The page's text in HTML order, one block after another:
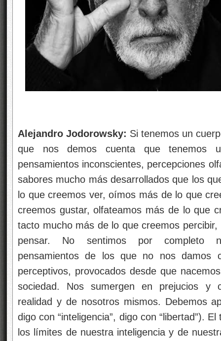
Alejandro Jodorowsky: Si tenemos un
que nos demos cuenta que tenemos
pensamientos inconscientes, percepciones
sabores mucho más desarrollados que los
lo que creemos ver, oímos más de lo que
creemos gustar, olfateamos más de lo que
tacto mucho más de lo que creemos
pensar. No sentimos por completo
pensamientos de los que no nos damos
perceptivos, provocados desde que
sociedad. Nos sumergen en prejucios y
realidad y de nosotros mismos. Debemos
digo con “inteligencia”, digo con “libertad”).
los límites de nuestra inteligencia y de